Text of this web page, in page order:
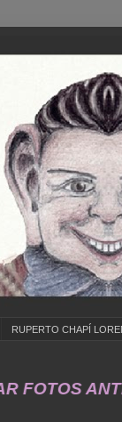
RUPERTO CHAPÍ